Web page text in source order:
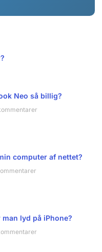
Neo så billig?
computer af nettet?
lyd på iPhone?